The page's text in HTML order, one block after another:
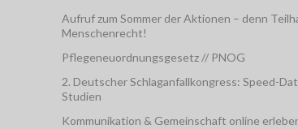
Aufruf zum Sommer der Aktionen – denn
Menschenrecht!
Pflegeneuordnungsgesetz // PNOG
2. Deutscher Schlaganfallkongress: Speed-
Studien
Kommunikation & Gemeinschaft online